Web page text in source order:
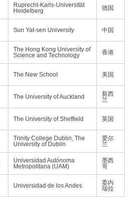
Ruprecht-Karls-Universität
Heidelberg
德国
Sun Yat-sen University 中国
The Hong Kong University of
Science and Technology
香港
The New School 美国
The University of Auckland
新西
兰
The University of Sheffield 英国
Trinity College Dublin, The
University of Dublin
爱尔
兰
Universidad Autónoma
Metropolitana (UAM)
墨西
哥
Universidad de los Andes
委内
瑞拉